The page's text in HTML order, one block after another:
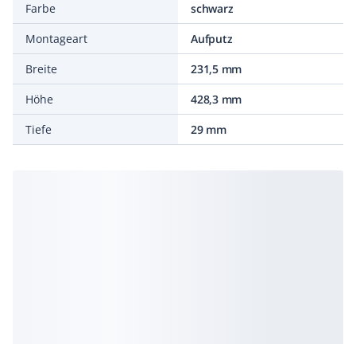
Farbe
schwarz
Montageart
Aufputz
Breite
231,5 mm
Höhe
428,3 mm
Tiefe
29 mm